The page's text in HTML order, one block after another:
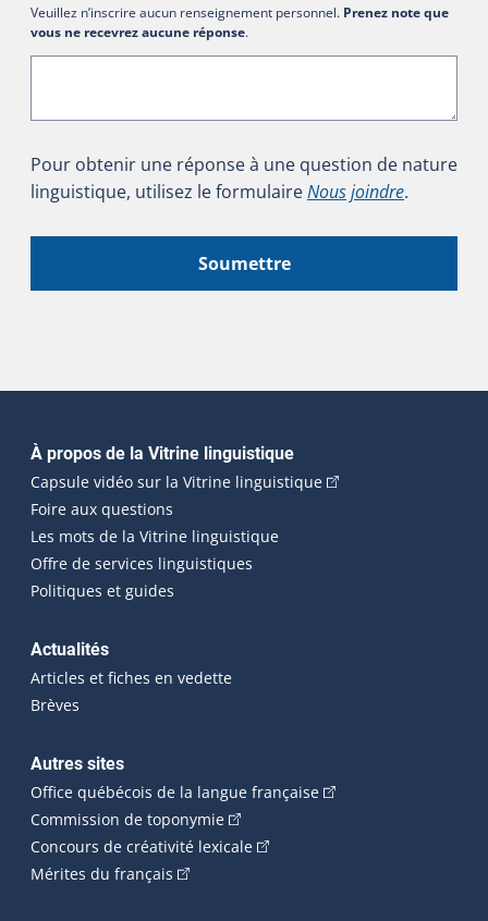
Veuillez n’inscrire aucun renseignement personnel. Prenez note que
vous ne recevrez aucune réponse.
Pour obtenir une réponse à une question de nature
linguistique, utilisez le formulaireNous joindre.
Soumettre
Navigation principale
À propos de la Vitrine linguistique
Capsule vidéo sur la Vitrine linguistique(Cet hyperlien
Foire aux questions
Les mots de la Vitrine linguistique
Offre de services linguistiques
Politiques et guides
Actualités
Articles et fiches en vedette
Brèves
Autres sites
Office québécois de la langue française(Cet hyperlien
Commission de toponymie(Cet hyperlien externe s'ouvrira
Concours de créativité lexicale(Cet hyperlien externe
Mérites du français (Cet hyperlien externe s'ouvrira dans une